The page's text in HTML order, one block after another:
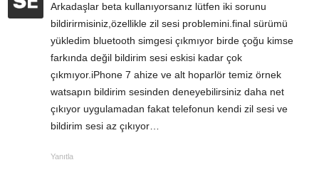
Arkadaşlar beta kullanıyorsanız lütfen iki sorunu
bildirirmisiniz,özellikle zil sesi problemini.final sürümü
yükledim bluetooth simgesi çıkmıyor birde çoğu kimse
farkında değil bildirim sesi eskisi kadar çok
çıkmıyor.iPhone 7 ahize ve alt hoparlör temiz örnek
watsapın bildirim sesinden deneyebilirsiniz daha net
çıkıyor uygulamadan fakat telefonun kendi zil sesi ve
bildirim sesi az çıkıyor…
Yanıtla